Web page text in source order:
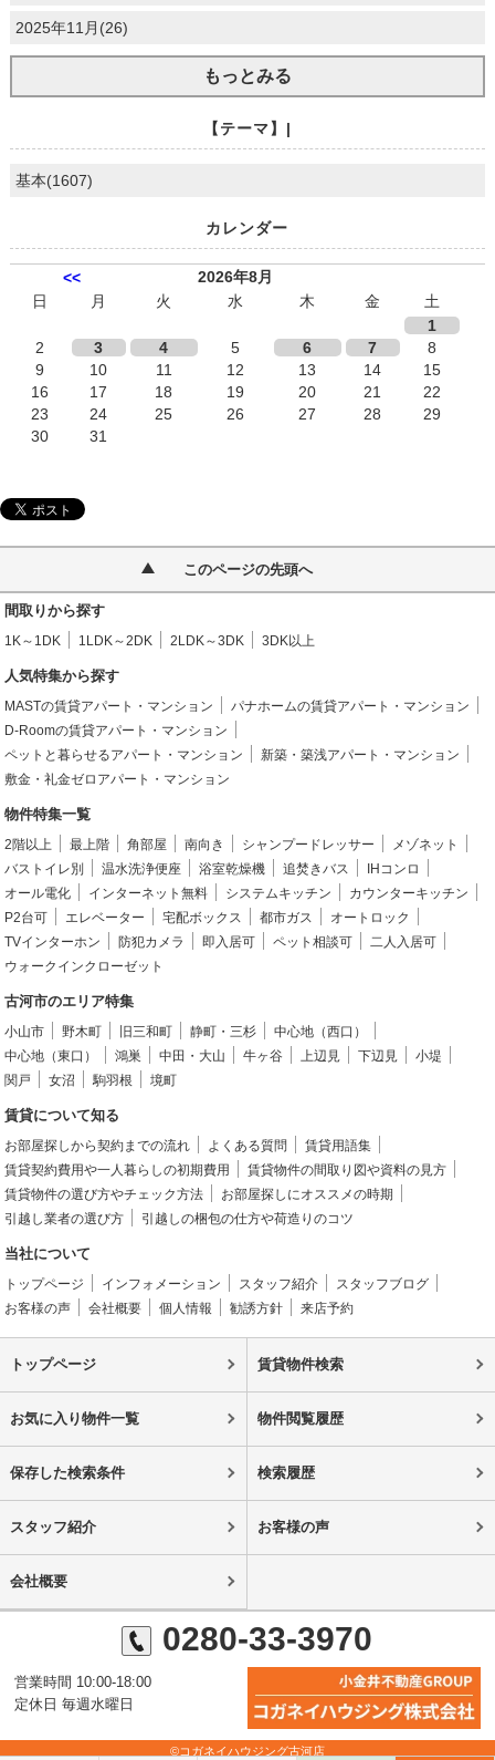
2025年11月(26)
もっとみる
【テーマ】|
基本(1607)
カレンダー
<<
2026年8月
日
月 火 水 木 金
土
1
2
3 4 5 6 7
8
9
10 11 12 13 14
15
16
17 18 19 20 21
22
23
24 25 26 27 28
29
30
31
このページの先頭へ
間取りから探す
1K～1DK 1LDK～2DK 2LDK～3DK 3DK以上
人気特集から探す
MASTの賃貸アパート・マンション
パナホームの賃貸アパート・マンション
D-Roomの賃貸アパート・マンション
ペットと暮らせるアパート・マンション
新築・築浅アパート・マンション
敷金・礼金ゼロアパート・マンション
物件特集一覧
2階以上 最上階 角部屋 南向き シャンプードレッサー
メゾネット
バストイレ別
温水洗浄便座 浴室乾燥機 追焚きバス
IHコンロ
オール電化
インターネット無料 システムキッチン
カウンターキッチン
P2台可
エレベーター 宅配ボックス 都市ガス
オートロック
TVインターホン
防犯カメラ 即入居可 ペット相談可
二人入居可
ウォークインクローゼット
古河市のエリア特集
小山市 野木町 旧三和町 静町・三杉
中心地（西口）
中心地（東口）
鴻巣 中田・大山 牛ヶ谷 上辺見 下辺見
小堤
関戸
女沼 駒羽根 境町
賃貸について知る
お部屋探しから契約までの流れ よくある質問
賃貸用語集
賃貸契約費用や一人暮らしの初期費用
賃貸物件の間取り図や資料の見方
賃貸物件の選び方やチェック方法
お部屋探しにオススメの時期
引越し業者の選び方
引越しの梱包の仕方や荷造りのコツ
当社について
トップページ インフォメーション スタッフ紹介
スタッフブログ
お客様の声
会社概要 個人情報 勧誘方針 来店予約
トップページ 賃貸物件検索
お気に入り物件一覧 物件閲覧履歴
保存した検索条件 検索履歴
スタッフ紹介 お客様の声
会社概要
0280-33-3970
営業時間 10:00-18:00
定休日 毎週水曜日
©コガネイハウジング古河店